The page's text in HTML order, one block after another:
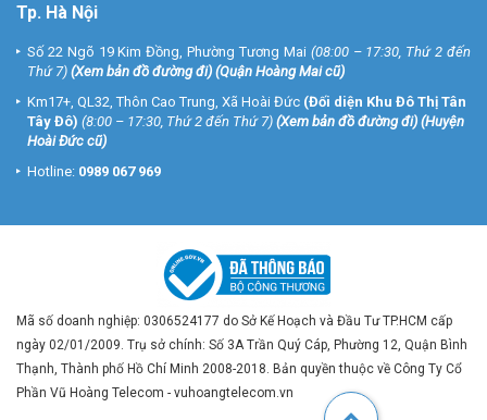
Tp. Hà Nội
Số 22 Ngõ 19 Kim Đồng, Phường Tương Mai (08:00 – 17:30, Thứ 2 đến
Thứ 7) (Xem bản đồ đường đi) (Quận Hoàng Mai cũ)
Km17+, QL32, Thôn Cao Trung, Xã Hoài Đức (Đối diện Khu Đô Thị Tân
Tây Đô) (8:00 – 17:30, Thứ 2 đến Thứ 7) (Xem bản đồ đường đi) (Huyện
Hoài Đức cũ)
Hotline: 0989 067 969
Mã số doanh nghiệp: 0306524177 do Sở Kế Hoạch và Đầu Tư TP.HCM cấp
ngày 02/01/2009. Trụ sở chính: Số 3A Trần Quý Cáp, Phường 12, Quận Bình
Thạnh, Thành phố Hồ Chí Minh 2008-2018. Bản quyền thuộc về Công Ty Cổ
Phần Vũ Hoàng Telecom - vuhoangtelecom.vn